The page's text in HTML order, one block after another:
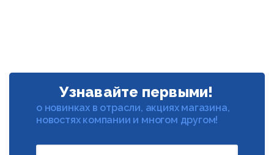
Узнавайте первыми!
о новинках в отрасли, акциях магазина,
новостях компании и многом другом!